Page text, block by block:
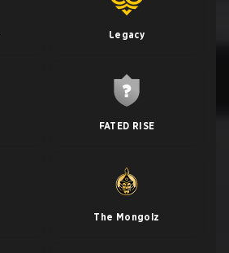
Legacy
FATED RISE
The Mongolz